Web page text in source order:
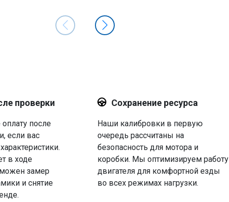
проверки
после
если вас
в ходе
замер
и снятие
Сохранение ресурса
Наши калибровки в первую
очередь рассчитаны на
безопасность для мотора и
коробки. Мы оптимизируем работу
двигателя для комфортной езды
во всех режимах нагрузки.